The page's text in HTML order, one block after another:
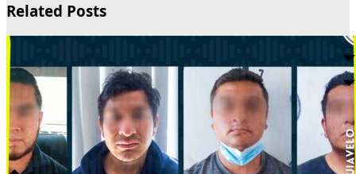
Related Posts